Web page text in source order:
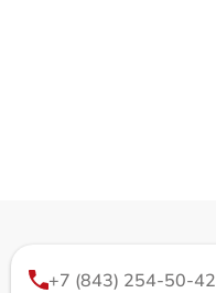
+7 (843) 254-50-42